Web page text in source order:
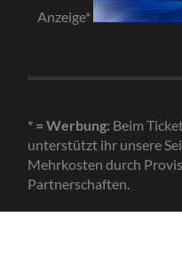
Anzeige*
* = Werbung: Beim
unterstützt ihr unsere
Mehrkosten durch
Partnerschaften.